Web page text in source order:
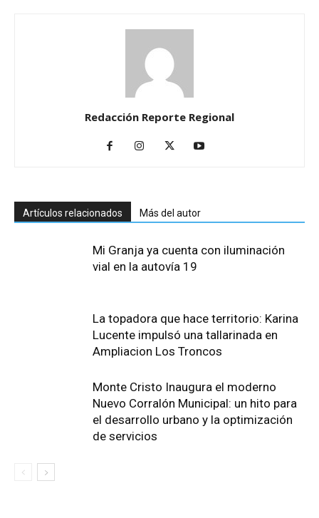
Redacción Reporte Regional
Artículos relacionados Más del autor
Mi Granja ya cuenta con iluminación
vial en la autovía 19
La topadora que hace territorio: Karina
Lucente impulsó una tallarinada en
Ampliacion Los Troncos
Monte Cristo Inaugura el moderno
Nuevo Corralón Municipal: un hito para
el desarrollo urbano y la optimización
de servicios